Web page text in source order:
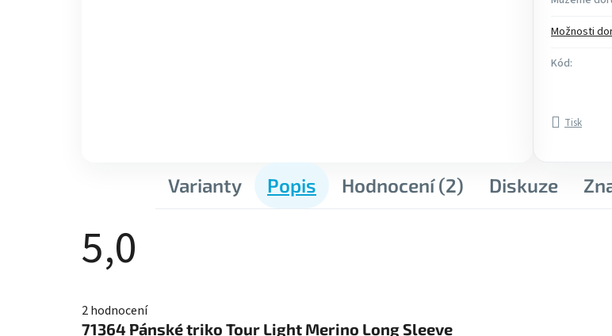
Možnosti
Kód:
Tisk
Varianty Popis Hodnocení (2) Diskuze
5,0
produktu
je
2 hodnocení
71364 Pánské triko Tour Light Merino Long Sleeve